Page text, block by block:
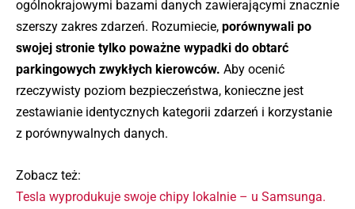
ogólnokrajowymi bazami danych zawierającymi znacznie
szerszy zakres zdarzeń. Rozumiecie, porównywali po
swojej stronie tylko poważne wypadki do obtarć
parkingowych zwykłych kierowców. Aby ocenić
rzeczywisty poziom bezpieczeństwa, konieczne jest
zestawianie identycznych kategorii zdarzeń i korzystanie
z porównywalnych danych.
Zobacz też:
Tesla wyprodukuje swoje chipy lokalnie – u Samsunga.